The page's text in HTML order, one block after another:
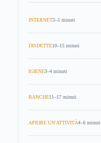
INTERNET3–5 minuti
DISDETTE10–15 minuti
IGIENE3–4 minuti
BANCHE11–17 minuti
APRIRE UN'ATTIVITÀ4–6 minuti